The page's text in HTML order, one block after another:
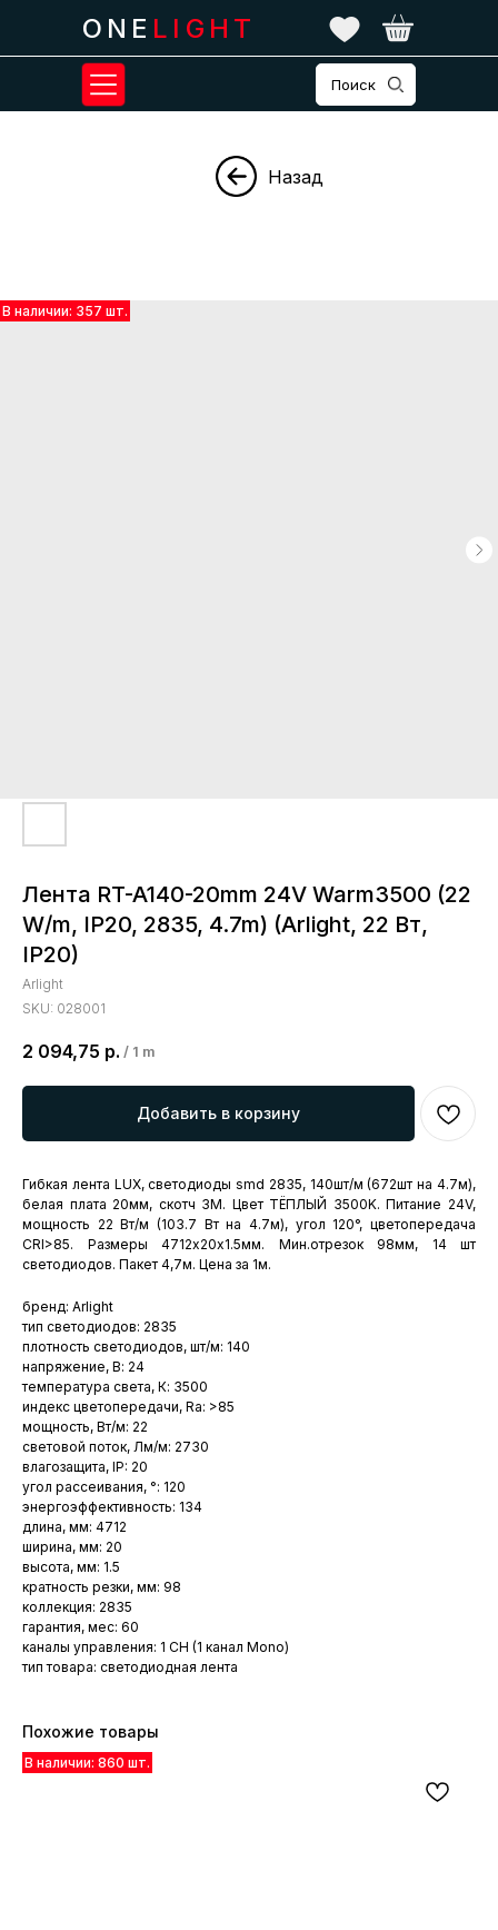
Поиск
ONE LIGHT
Назад
Лента RT-A140-20mm 24V Warm3500 (22
W/m, IP20, 2835, 4.7m) (Arlight, 22 Вт,
IP20)
Arlight
SKU: 028001
2 094,75 р. / 1 m
Добавить в корзину
Гибкая лента LUX, светодиоды smd 2835, 140шт/м (672шт на 4.7м),
белая плата 20мм, скотч 3М. Цвет ТЁПЛЫЙ 3500K. Питание 24V,
мощность 22 Вт/м (103.7 Вт на 4.7м), угол 120°, цветопередача
CRI>85. Размеры 4712х20x1.5мм. Мин.отрезок 98мм, 14 шт
светодиодов. Пакет 4,7м. Цена за 1м.
бренд: Arlight
тип светодиодов: 2835
плотность светодиодов, шт/м: 140
напряжение, В: 24
температура света, К: 3500
индекс цветопередачи, Ra: >85
мощность, Вт/м: 22
световой поток, Лм/м: 2730
влагозащита, IP: 20
угол рассеивания, °: 120
энергоэффективность: 134
длина, мм: 4712
ширина, мм: 20
высота, мм: 1.5
кратность резки, мм: 98
коллекция: 2835
гарантия, мес: 60
каналы управления: 1 CH (1 канал Mono)
тип товара: светодиодная лента
Похожие товары